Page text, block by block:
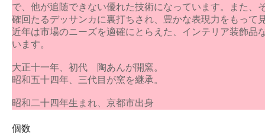
で、他が追随できない優れた技術になっています。また、
確回たるデッサンカに裏打ちされ、豊かな表現力をもって
近年は市場のニーズを適確にとらえた、インテリア装飾品
います。
大正十一年、初代 陶あんが開窯。
昭和五十四年、三代目が窯を継承。
昭和二十四年生まれ、京都市出身
個数